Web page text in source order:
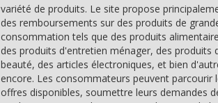
variété de produits. Le site propose
des remboursements sur des produits de
consommation tels que des produits
des produits d'entretien ménager, des produits
beauté, des articles électroniques, et bien
encore. Les consommateurs peuvent parcourir
offres disponibles, soumettre leurs demandes